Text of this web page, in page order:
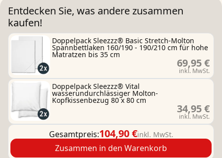
Entdecken Sie, was andere zusammen
kaufen!
Doppelpack Sleezzz® Basic Stretch-Molton
Spannbettlaken 160/190 - 190/210 cm für hohe
Matratzen bis 35 cm
69,95 €
inkl. MwSt.
Doppelpack Sleezzz® Vital
wasserundurchlässiger Molton-
Kopfkissenbezug 80 x 80 cm
34,95 €
inkl. MwSt.
Gesamtpreis:104,90 €inkl. MwSt.
Zusammen in den Warenkorb